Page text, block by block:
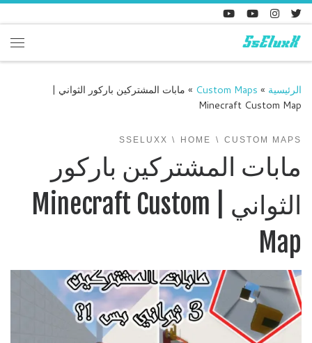
Skip to content
الرئيسية »
Custom Maps
» مابات المشتركين باركور الثواني |
Minecraft Custom Map
CUSTOM MAPS
HOME
SSELUXX
مابات المشتركين باركور
الثواني | Minecraft Custom
Map